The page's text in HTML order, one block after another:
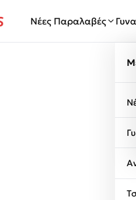
Νέες Παραλαβές